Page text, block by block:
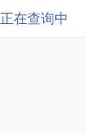
正在查询中